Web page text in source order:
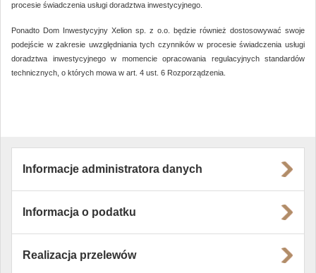
procesie świadczenia usługi doradztwa inwestycyjnego.
Ponadto Dom Inwestycyjny Xelion sp. z o.o. będzie również dostosowywać swoje
podejście w zakresie uwzględniania tych czynników w procesie świadczenia usługi
doradztwa inwestycyjnego w momencie opracowania regulacyjnych standardów
technicznych, o których mowa w art. 4 ust. 6 Rozporządzenia.
Informacje administratora danych
Informacja o podatku
Realizacja przelewów